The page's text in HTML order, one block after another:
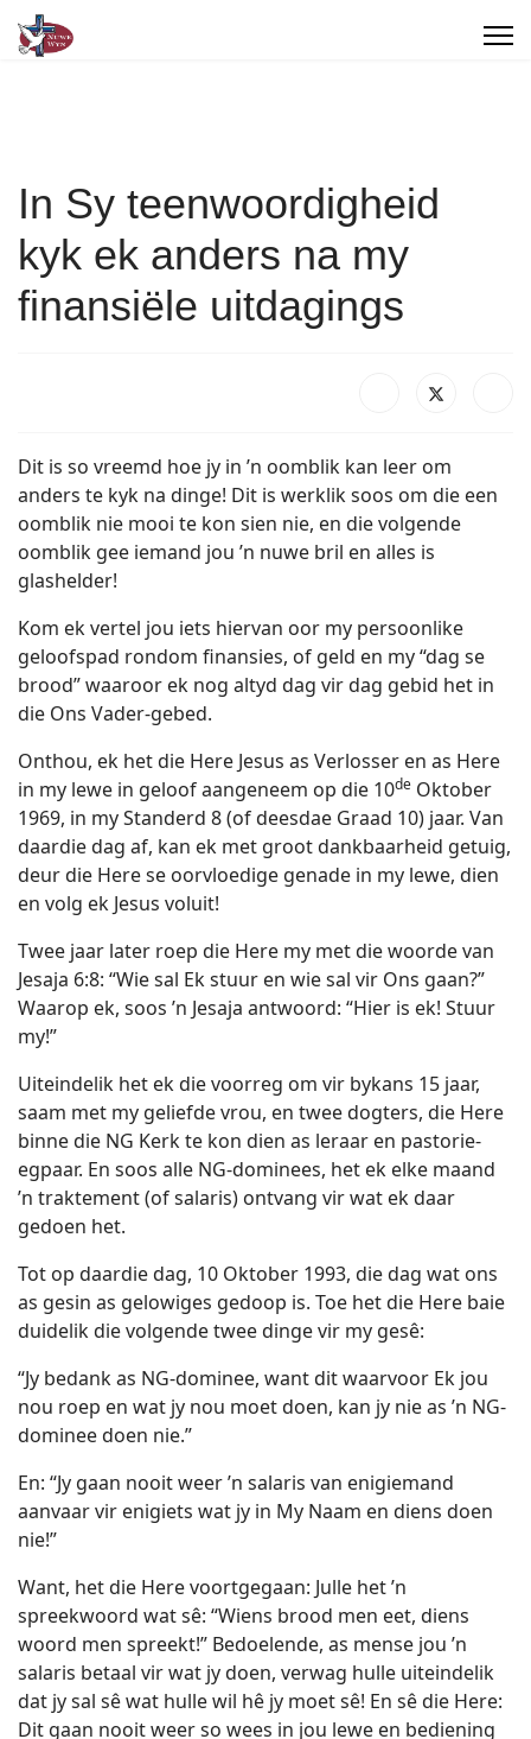
In Sy teenwoordigheid
kyk ek anders na my
finansiële uitdagings
Dit is so vreemd hoe jy in ’n oomblik kan leer om
anders te kyk na dinge! Dit is werklik soos om die een
oomblik nie mooi te kon sien nie, en die volgende
oomblik gee iemand jou ’n nuwe bril en alles is
glashelder!
Kom ek vertel jou iets hiervan oor my persoonlike
geloofspad rondom finansies, of geld en my “dag se
brood” waaroor ek nog altyd dag vir dag gebid het in
die Ons Vader-gebed.
Onthou, ek het die Here Jesus as Verlosser en as Here
in my lewe in geloof aangeneem op die 10de Oktober
1969, in my Standerd 8 (of deesdae Graad 10) jaar. Van
daardie dag af, kan ek met groot dankbaarheid getuig,
deur die Here se oorvloedige genade in my lewe, dien
en volg ek Jesus voluit!
Twee jaar later roep die Here my met die woorde van
Jesaja 6:8: “Wie sal Ek stuur en wie sal vir Ons gaan?”
Waarop ek, soos ’n Jesaja antwoord: “Hier is ek! Stuur
my!”
Uiteindelik het ek die voorreg om vir bykans 15 jaar,
saam met my geliefde vrou, en twee dogters, die Here
binne die NG Kerk te kon dien as leraar en pastorie-
egpaar. En soos alle NG-dominees, het ek elke maand
’n traktement (of salaris) ontvang vir wat ek daar
gedoen het.
Tot op daardie dag, 10 Oktober 1993, die dag wat ons
as gesin as gelowiges gedoop is. Toe het die Here baie
duidelik die volgende twee dinge vir my gesê:
“Jy bedank as NG-dominee, want dit waarvoor Ek jou
nou roep en wat jy nou moet doen, kan jy nie as ’n NG-
dominee doen nie.”
En: “Jy gaan nooit weer ’n salaris van enigiemand
aanvaar vir enigiets wat jy in My Naam en diens doen
nie!”
Want, het die Here voortgegaan: Julle het ’n
spreekwoord wat sê: “Wiens brood men eet, diens
woord men spreekt!” Bedoelende, as mense jou ’n
salaris betaal vir wat jy doen, verwag hulle uiteindelik
dat jy sal sê wat hulle wil hê jy moet sê! En sê die Here:
Dit gaan nooit weer so wees in jou lewe en bediening